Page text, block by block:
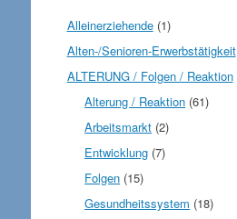
Alleinerziehende(1)
Alten-/Senioren-Erwerbstätigkeit
ALTERUNG / Folgen / Reaktion
Alterung / Reaktion (61)
Arbeitsmarkt (2)
Entwicklung (7)
Folgen (15)
Gesundheitssystem (18)